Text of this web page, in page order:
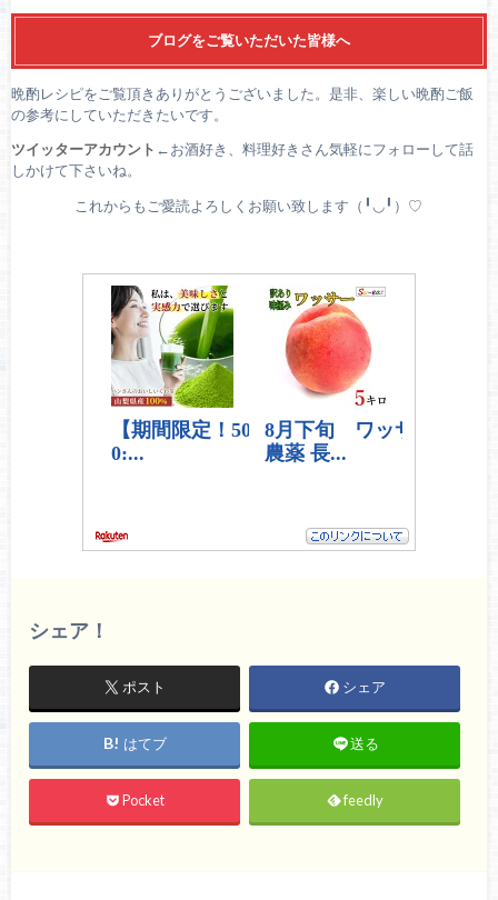
ブログをご覧いただいた皆様へ
晩酌レシピをご覧頂きありがとうございました。是非、楽しい晩酌ご飯
の参考にしていただきたいです。
ツイッターアカウント ←お酒好き、料理好きさん気軽にフォローして話
しかけて下さいね。
これからもご愛読よろしくお願い致します（╹◡╹）♡
シェア！
ポスト シェア
はてブ 送る
Pocket feedly